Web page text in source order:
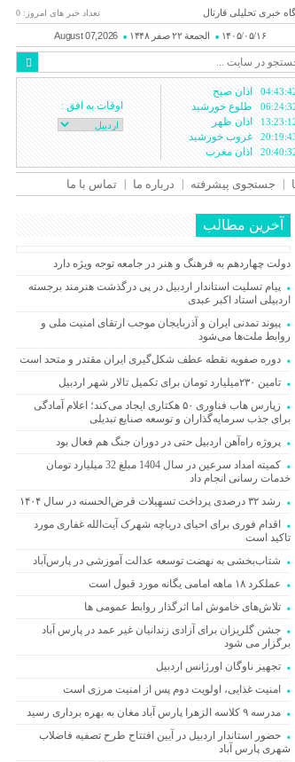
خبری تحلیلی قارتال تعداد خبر های امروز: 0
۱۴۰۵/۰۵/۱۶ الجمعة ۲۲ صفر ۱۴۴۸ August 07,2026
اذان صبح
طلوع خورشید
اذان ظهر
غروب خورشید
اذان مغرب
اوقات به افق :
جستجوی پیشرفته درباره ما تماس با ما
آخرین مطالب
دولت چهاردهم به فرهنگ و هنر در جامعه توجه ویژه دارد
پیام تسلیت استاندار اردبیل در پی درگذشت هنرمند برجسته
اردبیلی استاد اکبر عبدی
پیوند تمدنی ایران و آذربایجان موجب ارتقای امنیت ملی و
روابط ملت‌ها می‌شود
دوره صفویه نقطه عطف شکل‌گیری ایران مقتدر و متحد است
تامین ۲۳۰میلیارد تومان برای تکمیل تالار شهر اردبیل
زپارس هاب فناوری ۵۰ هکتاری ایجاد می‌کند؛ اعلام آمادگی
برای جذب سرمایه‌گذاران و توسعه صنایع تبدیلی
پروژه راه‌آهن اردبیل حتی در دوران جنگ هم فعال بود
کمیته امداد سرعین در سال 1404 مبلغ 32 میلیارد تومان
خدمات رسانی انجام داد
رشد ۳۲ درصدی پرداخت تسهیلات قرض‌الحسنه در سال ۱۴۰۴
اقدام فوری برای احیای دریاچه شهرک آیت‌الله غفاری مورد
تاکید است
شتاب‌بخشی به نهضت توسعه عدالت آموزشی در پارس‌آباد
عملکرد ۱۸ ماهه امامی یگانه مورد قبول است
تلاش‌های خاموش اما اثرگذار روابط عمومی ها
جشن گلریزان برای آزادی زندانیان غیر عمد در پارس آباد
برگزار می شود
تجهیز ناوگان اورژانس اردبیل
امنیت غذایی، اولویت دوم پس از امنیت مرزی است
مدرسه ۹ کلاسه الزهرا پارس آباد مغان به بهره برداری رسید
حضور استاندار اردبیل در آیین افتتاح طرح تصفیه فاضلاب
شهری پارس آباد